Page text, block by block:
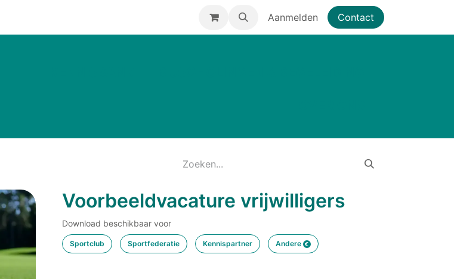
Aanmelden Contact
Voorbeeldvacature vrijwilligers
Download beschikbaar voor
Sportclub Sportfederatie Kennispartner Andere